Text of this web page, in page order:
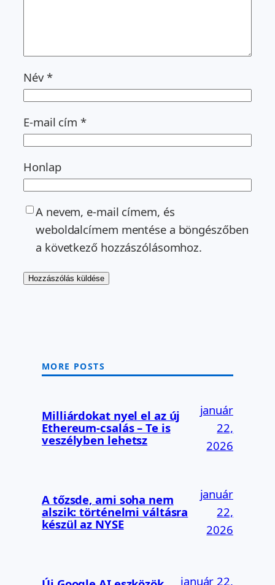
Név*
E-mail cím *
Honlap
A nevem, e-mail címem, és
weboldalcímem mentése a böngészőben
a következő hozzászólásomhoz.
MORE POSTS
Milliárdokat nyel el az új
Ethereum-csalás – Te is
veszélyben lehetsz
január
22,
2026
A tőzsde, ami soha nem
alszik: történelmi váltásra
készül az NYSE
január
22,
2026
január 22,